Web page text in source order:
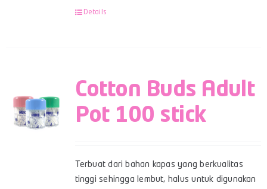
Details
Cotton Buds Adult
Pot 100 stick
Terbuat dari bahan kapas yang berkualitas
tinggi sehingga lembut, halus untuk digunakan